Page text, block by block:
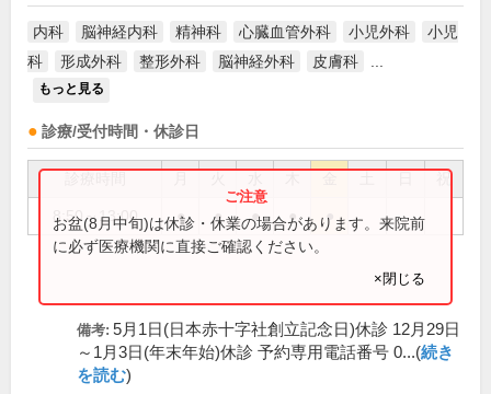
内科 脳神経内科 精神科 心臓血管外科 小児外科
小児
科
形成外科 整形外科 脳神経外科 皮膚科
もっと見る
診療/受付時間・休診日
祝
8:50～13:00 ● ● ● ● ●
お盆(8月中旬)は休診・休業の場合があります。来院前
に必ず医療機関に直接ご確認ください。
×閉じる
備考: 5月1日(日本赤十字社創立記念日)休診 12月29日
～1月3日(年末年始)休診 予約専用電話番号 0...(続き
を読む)